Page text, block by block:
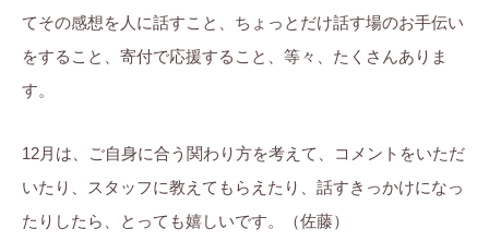
てその感想を人に話すこと、ちょっとだけ話す場のお手伝い
をすること、寄付で応援すること、等々、たくさんありま
す。
12月は、ご自身に合う関わり方を考えて、コメントをいただ
いたり、スタッフに教えてもらえたり、話すきっかけになっ
たりしたら、とっても嬉しいです。（佐藤）